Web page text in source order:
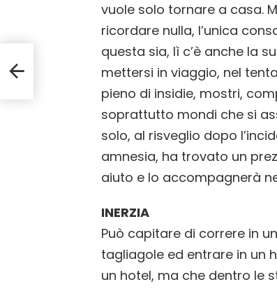
vuole solo tornare a casa.
ricordare nulla, l’unica
questa sia, lì c’è anche la
mettersi in viaggio, nel
pieno di insidie, mostri,
soprattutto mondi che si
solo, al risveglio dopo
amnesia, ha trovato un
aiuto e lo accompagnerà
INERZIA
Può capitare di correre in
tagliagole ed entrare in un
un hotel, ma che dentro le